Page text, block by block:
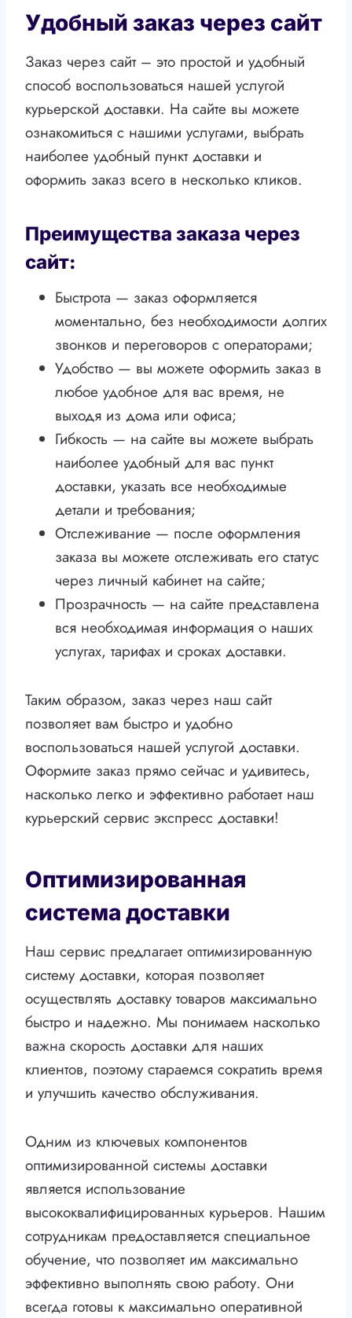
Удобный заказ через сайт
Заказ через сайт – это простой и удобный
способ воспользоваться нашей услугой
курьерской доставки. На сайте вы можете
ознакомиться с нашими услугами, выбрать
наиболее удобный пункт доставки и
оформить заказ всего в несколько кликов.
Преимущества заказа через
сайт:
Быстрота — заказ оформляется
моментально, без необходимости долгих
звонков и переговоров с операторами;
Удобство — вы можете оформить заказ в
любое удобное для вас время, не
выходя из дома или офиса;
Гибкость — на сайте вы можете выбрать
наиболее удобный для вас пункт
доставки, указать все необходимые
детали и требования;
Отслеживание — после оформления
заказа вы можете отслеживать его статус
через личный кабинет на сайте;
Прозрачность — на сайте представлена
вся необходимая информация о наших
услугах, тарифах и сроках доставки.
Таким образом, заказ через наш сайт
позволяет вам быстро и удобно
воспользоваться нашей услугой доставки.
Оформите заказ прямо сейчас и удивитесь,
насколько легко и эффективно работает наш
курьерский сервис экспресс доставки!
Оптимизированная
система доставки
Наш сервис предлагает оптимизированную
систему доставки, которая позволяет
осуществлять доставку товаров максимально
быстро и надежно. Мы понимаем насколько
важна скорость доставки для наших
клиентов, поэтому стараемся сократить время
и улучшить качество обслуживания.
Одним из ключевых компонентов
оптимизированной системы доставки
является использование
высококвалифицированных курьеров. Нашим
сотрудникам предоставляется специальное
обучение, что позволяет им максимально
эффективно выполнять свою работу. Они
всегда готовы к максимально оперативной